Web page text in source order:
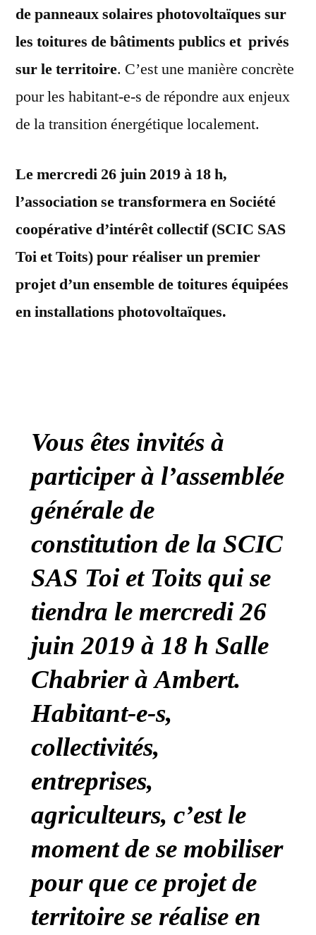
de panneaux solaires photovoltaïques sur
les toitures de bâtiments publics et privés
sur le territoire. C’est une manière concrète
pour les habitant-e-s de répondre aux enjeux
de la transition énergétique localement.
Le mercredi 26 juin 2019 à 18 h,
l’association se transformera en Société
coopérative d’intérêt collectif (SCIC SAS
Toi et Toits) pour réaliser un premier
projet d’un ensemble de toitures équipées
en installations photovoltaïques.
Vous êtes invités à
participer à l’assemblée
générale de
constitution de la SCIC
SAS Toi et Toits qui se
tiendra le mercredi 26
juin 2019 à 18 h Salle
Chabrier à Ambert.
Habitant-e-s,
collectivités,
entreprises,
agriculteurs, c’est le
moment de se mobiliser
pour que ce projet de
territoire se réalise en